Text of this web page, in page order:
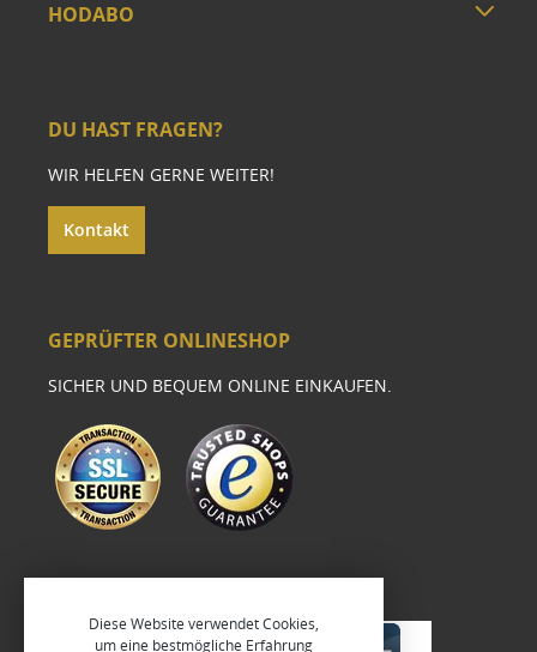
HODABO
DU HAST FRAGEN?
WIR HELFEN GERNE WEITER!
Kontakt
GEPRÜFTER ONLINESHOP
SICHER UND BEQUEM ONLINE EINKAUFEN.
Diese Website verwendet Cookies,
um eine bestmögliche Erfahrung